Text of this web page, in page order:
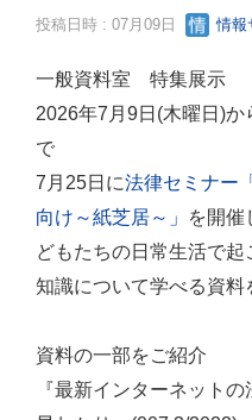
投稿日時 : 07月09日 情報
一般資料室 特集展示
2026年7月9日(木曜日)か
で
7月25日に法律セミナー
向け～紙芝居～」
を開催
どもたちの日常生活で
知識について学べる資料
資料の一部をご
『最新インターネット